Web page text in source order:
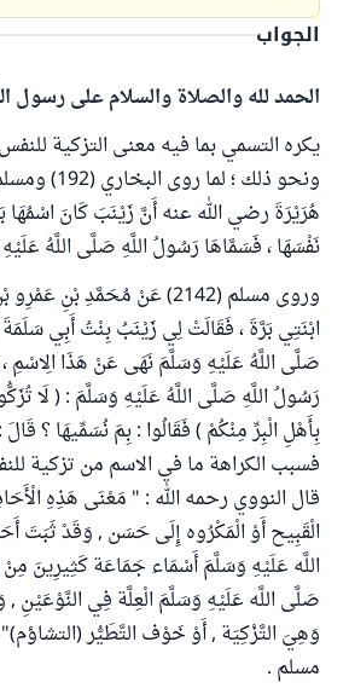
الجواب
الحمد لله والصلاة والسلام على رسول
يكره التسمي بما فيه معنى التزكية
هُرَيْرَةَ رضي الله عنه أَنَّ زَيْنَبَ كَانَ اسْمُهَا
نَفْسَهَا ، فَسَمَّاهَا رَسُولُ اللَّهِ صَلَّى اللَّهُ
وروى مسلم (2142) عَنْ مُحَمَّدِ
ابْنَتِي بَرَّةَ ، فَقَالَتْ لِي زَيْنَبُ بِنْتُ أَبِي
صَلَّى اللَّهُ عَلَيْهِ وَسَلَّمَ نَهَى عَنْ هَذَا الِاسْمِ
رَسُولُ اللَّهِ صَلَّى اللَّهُ عَلَيْهِ وَسَلَّمَ : ( لَا
بِأَهْلِ الْبِرِّ مِنْكُمْ ) فَقَالُوا : بِمَ نُسَمِّيهَا ؟
فسبب الكراهة ما في الاسم من تزكية
قال النووي رحمه الله : " مَعْنَى هَذِهِ
الْقَبِيح أَوْ الْمَكْرُوه إِلَى حَسَن , وَقَدْ ثَبَتَ
اللَّه عَلَيْهِ وَسَلَّمَ أَسْمَاء جَمَاعَة كَثِيرِينَ
صَلَّى اللَّه عَلَيْهِ وَسَلَّمَ الْعِلَّة فِي النَّوْعَيْنِ
وَهِيَ التَّزْكِيَة , أَوْ خَوْف التَّطَيُّر
مسلم .